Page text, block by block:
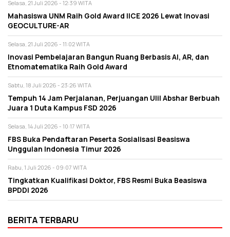
Selasa, 21 Juli 2026 - 12:39 WITA
Mahasiswa UNM Raih Gold Award IICE 2026 Lewat Inovasi
GEOCULTURE-AR
Selasa, 21 Juli 2026 - 11:02 WITA
Inovasi Pembelajaran Bangun Ruang Berbasis AI, AR, dan
Etnomatematika Raih Gold Award
Sabtu, 18 Juli 2026 - 23:26 WITA
Tempuh 14 Jam Perjalanan, Perjuangan Ulil Abshar Berbuah
Juara 1 Duta Kampus FSD 2026
Selasa, 14 Juli 2026 - 10:17 WITA
FBS Buka Pendaftaran Peserta Sosialisasi Beasiswa
Unggulan Indonesia Timur 2026
Rabu, 1 Juli 2026 - 09:07 WITA
Tingkatkan Kualifikasi Doktor, FBS Resmi Buka Beasiswa
BPDDI 2026
BERITA TERBARU